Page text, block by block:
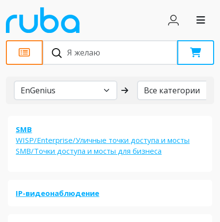
Бренды
SMB
WISP/Enterprise/Уличные точки доступа и мосты
SMB/Точки доступа и мосты для бизнеса
IP-видеонаблюдение